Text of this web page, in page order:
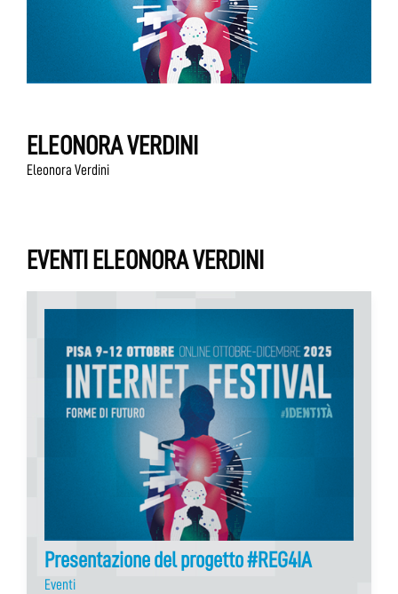
ELEONORA VERDINI
Eleonora Verdini
EVENTI ELEONORA VERDINI
Presentazione del progetto #REG4IA
Eventi